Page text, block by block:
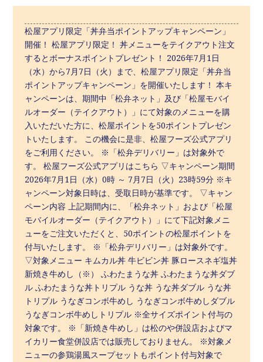
松屋アプリ限定「丼弁当ポイントアップキャンペーン」
開催！ 松屋アプリ限定！ 丼メニューをテイクアウト注文
するとボーナスポイントプレゼント！ 2026年7月1日
（水）から7月7日（火）まで、松屋アプリ限定「丼弁当
ポイントアップキャンペーン」を開催いたします！ 本キ
ャンペーンは、期間中「松弁ネット」及び「松屋モバイ
ルオーダー（テイクアウト）」にて対象のメニューを購
入いただいた方に、松屋ポイントを50ポイントプレゼン
トいたします。 この機会に是非、松屋フーズ公式アプリ
をご利用ください。 ※「松弁デリバリー」は対象外で
す。 松屋フーズ公式アプリはこちら ▽キャンペーン期間
2026年7月1日（水）0時 ～ 7月7日（火）23時59分 ※キ
ャンペーン対象日時は、受取日時が基準です。 ▽キャン
ペーン内容 上記期間内に、「松弁ネット」および「松屋
モバイルオーダー（テイクアウト）」にて下記対象メニ
ューをご注文いただくと、50ポイントの松屋ポイントを
付与いたします。 ※「松弁デリバリー」は対象外です。
▽対象メニュー キムカル丼 牛ビビン丼 豚ロースネギ塩丼
新焼き牛めし（※） ふわたまうな丼 ふわたまうな丼ダブ
ル ふわたまうな丼トリプル うな丼 うな丼ダブル うな丼
トリプル うなぎコンボ牛めし うなぎコンボ牛めしダブル
うなぎコンボ牛めしトリプル ※全サイズポイント付与の
対象です。 ※「新焼き牛めし」は松のや併設店およびマ
イカリー食堂併設店では販売しておりません。 ※対象メ
ニューの参鶏湯風スープセットもポイント付与対象で